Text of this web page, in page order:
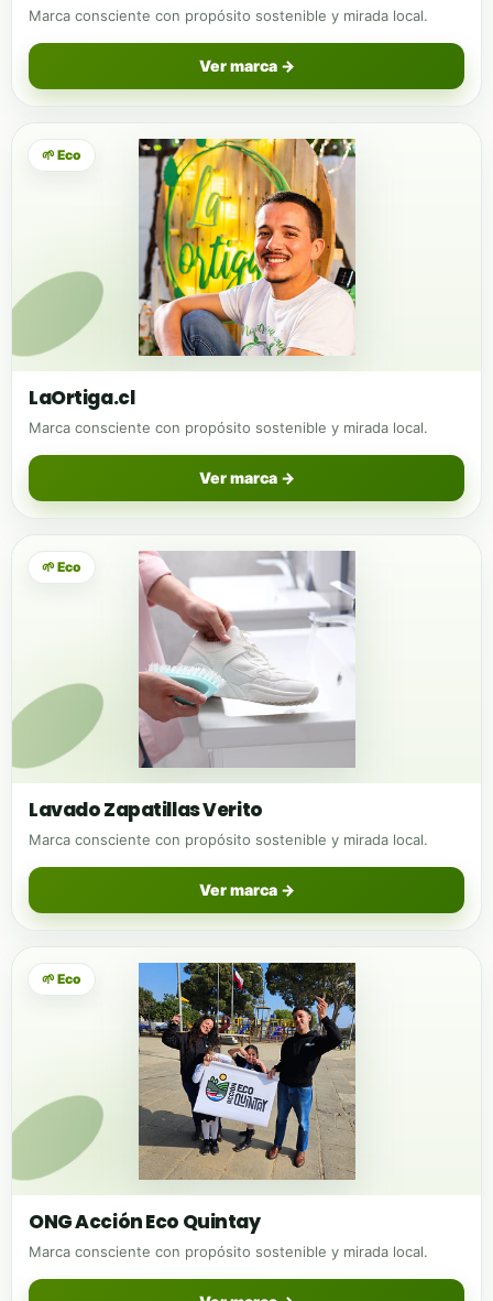
Marca consciente con propósito sostenible y mirada local.
Ver marca →
🌱 Eco
LaOrtiga.cl
Marca consciente con propósito sostenible y mirada local.
Ver marca →
🌱 Eco
Lavado Zapatillas Verito
Marca consciente con propósito sostenible y mirada local.
Ver marca →
🌱 Eco
ONG Acción Eco Quintay
Marca consciente con propósito sostenible y mirada local.